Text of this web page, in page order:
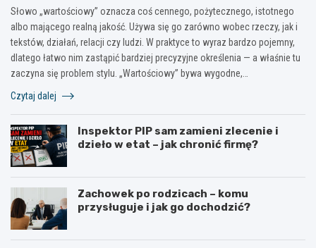
Słowo „wartościowy” oznacza coś cennego, pożytecznego, istotnego
albo mającego realną jakość. Używa się go zarówno wobec rzeczy, jak i
tekstów, działań, relacji czy ludzi. W praktyce to wyraz bardzo pojemny,
dlatego łatwo nim zastąpić bardziej precyzyjne określenia — a właśnie tu
zaczyna się problem stylu. „Wartościowy” bywa wygodne,…
Czytaj dalej
Inspektor PIP sam zamieni zlecenie i
dzieło w etat – jak chronić firmę?
Zachowek po rodzicach – komu
przysługuje i jak go dochodzić?